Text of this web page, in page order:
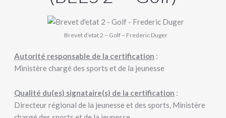
Brevet d’etat 2 – Golf – Frederic Duger
Autorité responsable de la certification :
Ministère chargé des sports et de la jeunesse
Qualité du(es) signataire(s) de la certification :
Directeur régional de la jeunesse et des sports, Ministère